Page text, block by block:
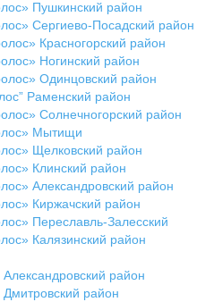
Пушкинский район
Сергиево-Посадский район
Красногорский район
Ногинский район
Одинцовский район
Раменский район
Солнечногорский район
Мытищи
Щелковский район
Клинский район
Александровский район
Киржачский район
Переславль-Залесский
Калязинский район
район
район